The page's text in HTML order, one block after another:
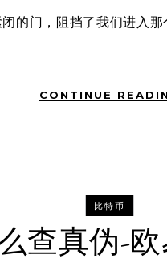
CONTINUE
比特币
查真伪-